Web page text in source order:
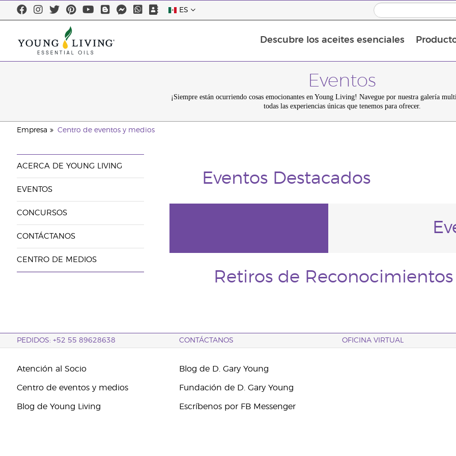
ES
Descubre los aceites esenciales
Eventos
¡Siempre están ocurriendo cosas emocionantes en Young Living! Navegue por nuestra galería
todas las experiencias únicas que tenemos para ofrecer.
Empresa Centro de eventos y medios
ACERCA DE YOUNG LIVING
EVENTOS
CONCURSOS
CONTÁCTANOS
CENTRO DE MEDIOS
Eventos Destacados
Retiros de Reconocimientos
PEDIDOS: +52 55 89628638 CONTÁCTANOS OFICINA VIRTUAL
Atención al Socio
Centro de eventos y medios
Blog de Young Living
Blog de D. Gary Young
Fundación de D. Gary Young
Escríbenos por FB Messenger